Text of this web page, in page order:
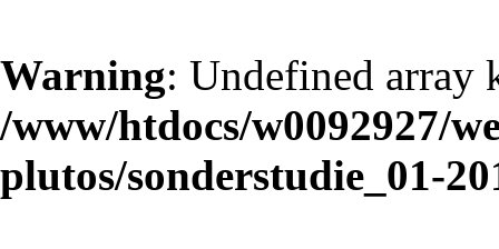
Warning: Undefined array
/www/htdocs/w0092927/
plutos/sonderstudie_01-